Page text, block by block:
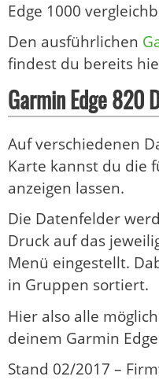
Edge 1000
Den ausführlichen
findest du bereits
Garmin Edge 820
Auf verschiedenen
Karte kannst du die
anzeigen lassen.
Die Datenfelder
Druck auf das
Menü eingestellt.
in Gruppen sortiert.
Hier also alle
deinem Garmin
Stand 02/2017 –